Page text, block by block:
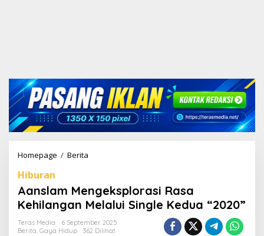
Homepage / Berita
s
l
a
m
M
Hiburan
Aanslam Mengeksplorasi Rasa
Kehilangan Melalui Single Kedua “2020”
Teras Media
6 September 2025
Berita, Gaya Hidup 362 Dilihat